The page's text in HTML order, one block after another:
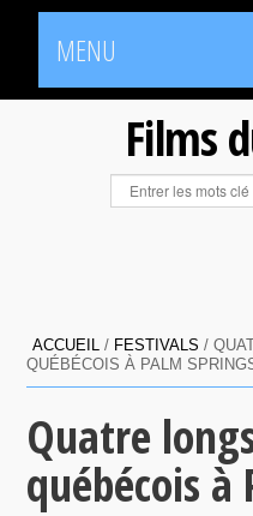
MENU
Films
ACCUEIL / FESTIVALS /
QUÉBÉCOIS À PALM
Quatre
québécois à